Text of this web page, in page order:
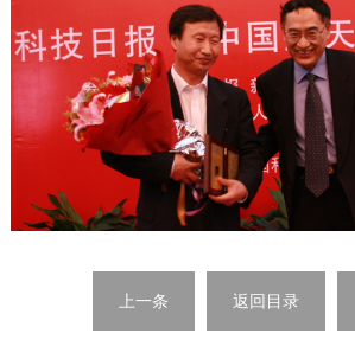
上一条 返回目录